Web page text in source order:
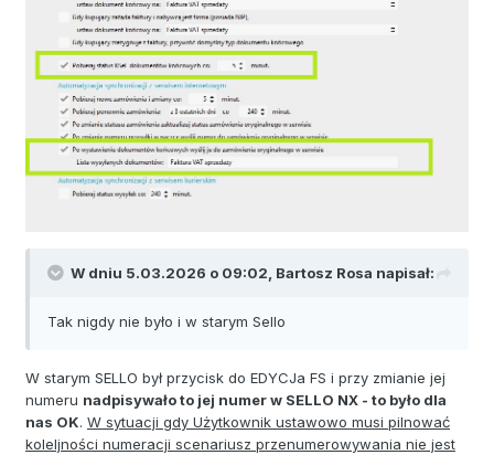
W dniu 5.03.2026 o 09:02, Bartosz Rosa napisał:
Tak nigdy nie było i w starym Sello
W starym SELLO był przycisk do EDYCJa FS i przy zmianie jej
numeru nadpisywało to jej numer w SELLO NX - to było dla
nas OK. W sytuacji gdy Użytkownik ustawowo musi pilnować
koleljności numeracji scenariusz przenumerowywania nie jest